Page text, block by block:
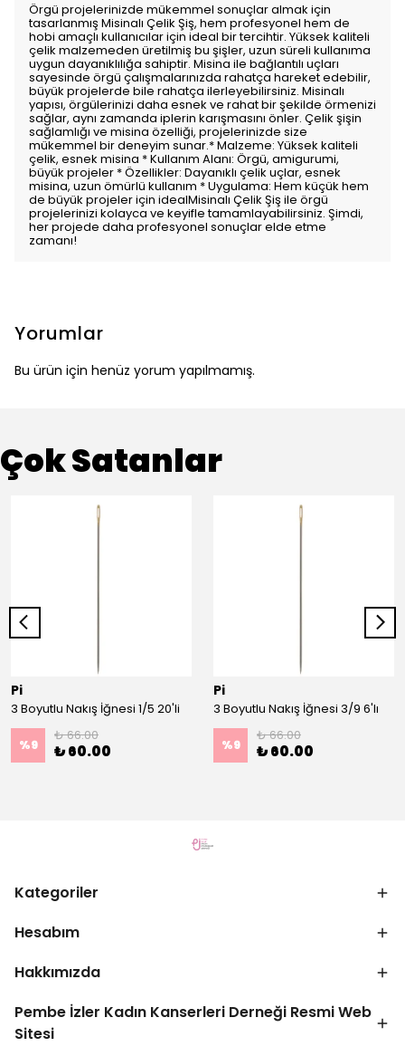
Örgü projelerinizde mükemmel sonuçlar almak için
tasarlanmış Misinalı Çelik Şiş, hem profesyonel hem de
hobi amaçlı kullanıcılar için ideal bir tercihtir. Yüksek kaliteli
çelik malzemeden üretilmiş bu şişler, uzun süreli kullanıma
uygun dayanıklılığa sahiptir. Misina ile bağlantılı uçları
sayesinde örgü çalışmalarınızda rahatça hareket edebilir,
büyük projelerde bile rahatça ilerleyebilirsiniz. Misinalı
yapısı, örgülerinizi daha esnek ve rahat bir şekilde örmenizi
sağlar, aynı zamanda iplerin karışmasını önler. Çelik şişin
sağlamlığı ve misina özelliği, projelerinizde size
mükemmel bir deneyim sunar.* Malzeme: Yüksek kaliteli
çelik, esnek misina * Kullanım Alanı: Örgü, amigurumi,
büyük projeler * Özellikler: Dayanıklı çelik uçlar, esnek
misina, uzun ömürlü kullanım * Uygulama: Hem küçük hem
de büyük projeler için idealMisinalı Çelik Şiş ile örgü
projelerinizi kolayca ve keyifle tamamlayabilirsiniz. Şimdi,
her projede daha profesyonel sonuçlar elde etme
zamanı!
Yorumlar
Bu ürün için henüz yorum yapılmamış.
Çok Satanlar
Pi
3 Boyutlu Nakış İğnesi 1/5 20'li
%9
₺ 66.00
₺ 60.00
Pi
3 Boyutlu Nakış İğnesi 3/9 6'lı
%9
₺ 66.00
₺ 60.00
Kategoriler
Hesabım
Hakkımızda
Pembe İzler Kadın Kanserleri Derneği Resmi Web
Sitesi